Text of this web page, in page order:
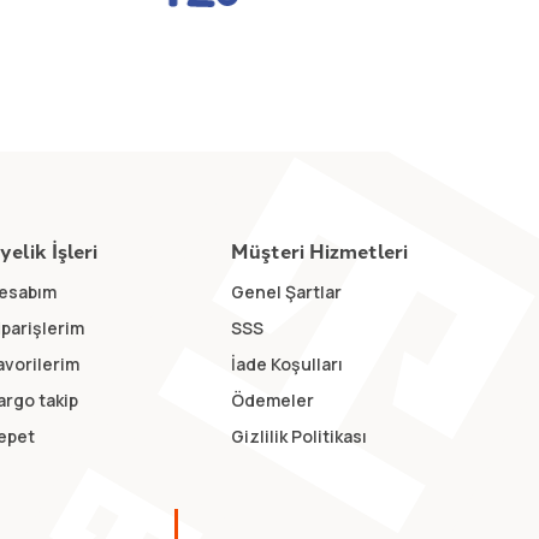
İşleri
takip
Müşteri Hizmetleri
Genel Şartlar
SSS
İade Koşulları
Ödemeler
Gizlilik Politikası